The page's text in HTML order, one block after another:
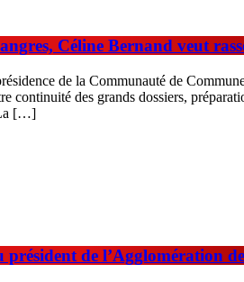
Céline Bernand veut
de la Communauté de
continuité des grands dossiers,
[…]
président de l’Agglomération